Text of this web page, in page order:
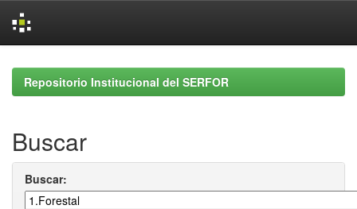
navigationRepositorio Institucional del SERFOR
Buscar
Buscar: